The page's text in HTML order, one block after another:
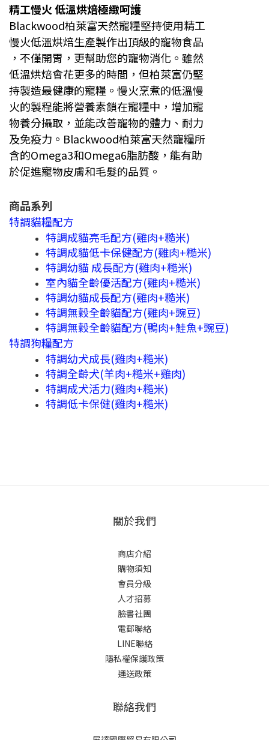
精工慢火 低溫烘焙極緻呵護
Blackwood柏萊富天然寵糧堅持使用精工
慢火低溫烘焙生產製作出頂級的寵物食品
，不僅開胃，更幫助您的寵物消化。雖然
低溫烘焙會花更多的時間，但柏萊富仍堅
持製造最健康的寵糧。慢火烹煮的低溫慢
火的製程能將營養素鎖在寵糧中，增加寵
物養分攝取，並能改善寵物的體力、耐力
及免疫力。Blackwood柏萊富天然寵糧所
含的Omega3和Omega6脂肪酸，能有助
於促進寵物皮膚和毛髮的品質。
商品系列
特調貓糧配方
特調成貓亮毛配方(雞肉+糙米)
特調成貓低卡保健配方(雞肉+糙米)
特調幼貓 成長配方(雞肉+糙米)
室內貓全齡優活配方(雞肉+糙米)
特調幼貓成長配方(雞肉+糙米)
特調無穀全齡貓配方(雞肉+豌豆)
特調無穀全齡貓配方(鴨肉+鮭魚+豌豆)
特調狗糧配方
特調幼犬成長(雞肉+糙米)
特調全齡犬(羊肉+糙米+雞肉)
特調成犬活力(雞肉+糙米)
特調低卡保健(雞肉+糙米)
關於我們
商店介紹
購物須知
會員分級
人才招募
臉書社團
電郵聯絡
LINE聯絡
隱私權保護政策
運送政策
聯絡我們